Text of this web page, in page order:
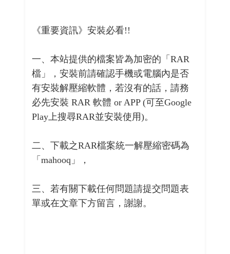
《重要資訊》安裝必看!!
一、本站提供的檔案皆為加密的「RAR
檔」，安裝前請確認手機或電腦內是否
有安裝解壓縮軟體，若沒有的話，請務
必先安裝 RAR 軟體 or APP (可至Google
Play上搜尋RAR並安裝使用)。
二、下載之RAR檔案統一解壓縮密碼為
「mahooq」，
三、若有關下載任何問題請提交問題表
單或在文章下方留言，謝謝。